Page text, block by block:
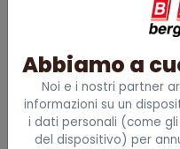
posto e ricevere tutti i
Email referente
Abbiamo a
Noi e i nostri partner
informazioni su un
i dati personali (come
del dispositivo) per